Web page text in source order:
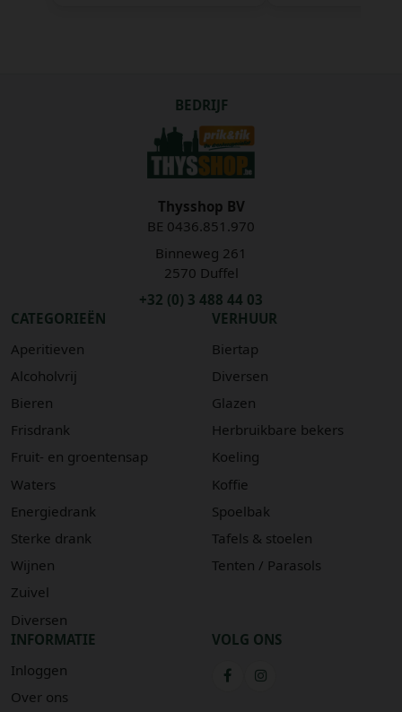
BEDRIJF
Thysshop BV
BE 0436.851.970
Binneweg 261
2570 Duffel
+32 (0) 3 488 44 03
CATEGORIEËN
Aperitieven
Alcoholvrij
Bieren
Frisdrank
Fruit- en groentensap
Waters
Energiedrank
Sterke drank
Wijnen
Zuivel
Diversen
VERHUUR
Biertap
Diversen
Glazen
Herbruikbare bekers
Koeling
Koffie
Spoelbak
Tafels & stoelen
Tenten / Parasols
INFORMATIE
Inloggen
Over ons
VOLG ONS